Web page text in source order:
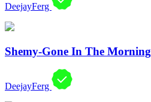
DeejayFerg
Shemy-Gone In The Morning
DeejayFerg